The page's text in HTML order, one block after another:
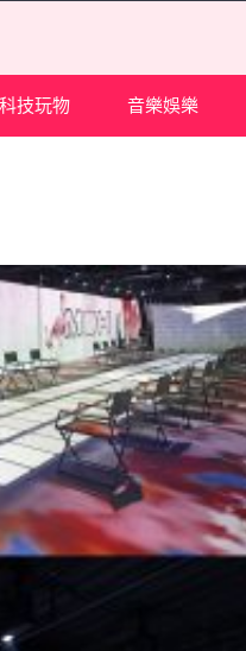
科技玩物 音樂娛樂